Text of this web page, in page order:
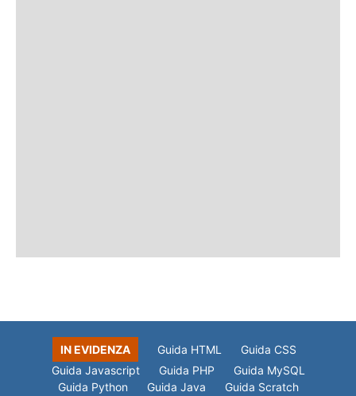
IN EVIDENZA Guida HTML
Guida CSS
Guida Javascript
Guida PHP
Guida MySQL
Guida Python
Guida Java
Guida Scratch